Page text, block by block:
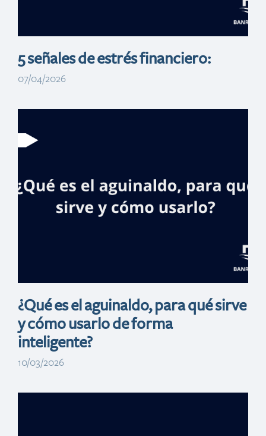
5 señales de estrés financiero:
07/04/2026
Apps
simulan ser
bancos
¿Qué es el aguinaldo, para qué sirve
y cómo usarlo de forma
inteligente?
10/03/2026